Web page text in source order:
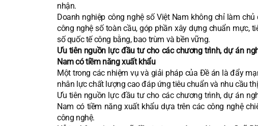
nhận.
Doanh nghiệp công nghệ số Việt Nam không chỉ làm
công nghệ số toàn cầu, góp phần xây dựng chuẩn mực,
số quốc tế công bằng, bao trùm và bền vững.
Ưu tiên nguồn lực đầu tư cho các chương trình, dự án
Nam có tiềm năng xuất khẩu
Một trong các nhiệm vụ và giải pháp của Đề án là đẩy
nhân lực chất lượng cao đáp ứng tiêu chuẩn và nhu cầu
Ưu tiên nguồn lực đầu tư cho các chương trình, dự án
Nam có tiềm năng xuất khẩu dựa trên các công nghệ
công nghệ.